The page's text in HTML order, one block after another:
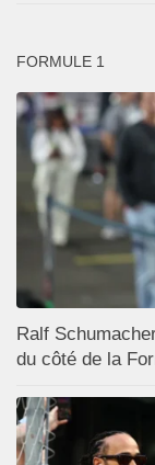
FORMULE 1
Ralf
du côté de la